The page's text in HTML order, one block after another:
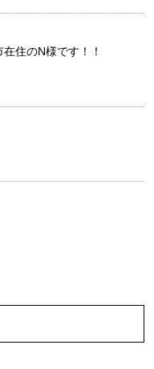
住のN様です！！